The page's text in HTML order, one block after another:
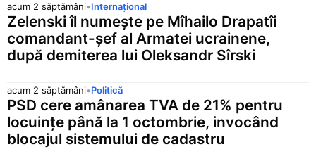
acum 2 săptămâni•Internațional
Zelenski îl numește pe Mîhailo Drapatîi
comandant-șef al Armatei ucrainene,
după demiterea lui Oleksandr Sîrski
acum 2 săptămâni•Politică
PSD cere amânarea TVA de 21% pentru
locuințe până la 1 octombrie, invocând
blocajul sistemului de cadastru